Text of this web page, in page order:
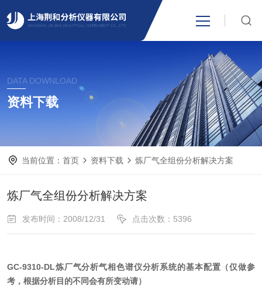
关于我们
新闻资讯
技术支持
视频中心
资料下载
DATA DOWNLOAD
资料下载
当前位置：首页 资料下载 炼厂气全组份分析解决方案
炼厂气全组份分析解决方案
发布时间：2008/12/31 点击次数：5396
GC-9310-DL炼厂气分析气相色谱仪分析系统的基本配置（仅做参
考，根据分析目的不同会有所变动请）